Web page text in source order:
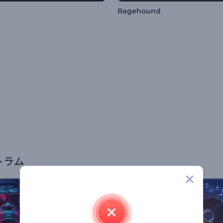
Ragehound
ラム